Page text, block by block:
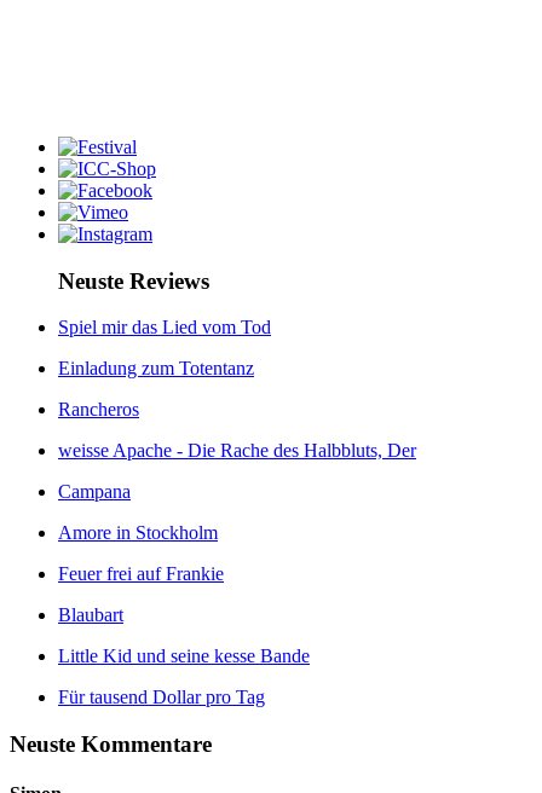
Neuste Reviews
Spiel mir das Lied vom Tod
Einladung zum Totentanz
Rancheros
weisse Apache - Die Rache des Halbbluts, Der
Campana
Amore in Stockholm
Feuer frei auf Frankie
Blaubart
Little Kid und seine kesse Bande
Für tausend Dollar pro Tag
Neuste Kommentare